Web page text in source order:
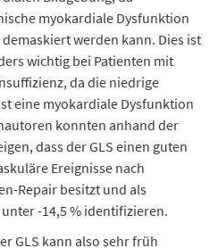
myokardiale Dysfunktion
demaskiert werden kann. Dies ist
wichtig bei Patienten mit
da die niedrige
eine myokardiale Dysfunktion
konnten anhand der
dass der GLS einen guten
Ereignisse nach
Repair besitzt und als
-14,5 % identifizieren.
GLS kann also sehr früh